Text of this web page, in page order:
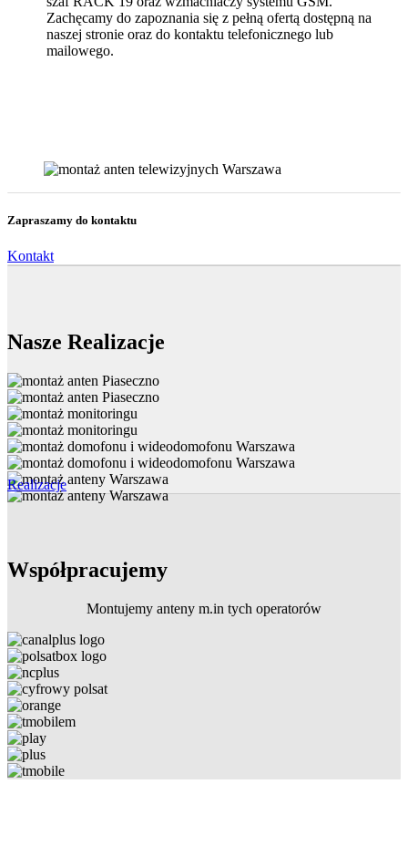
Zachęcamy do zapoznania się z pełną ofertą dostępną na
naszej stronie oraz do kontaktu telefonicznego lub
mailowego.
Zapraszamy do kontaktu
Kontakt
Nasze Realizacje
Realizacje
Współpracujemy
Montujemy anteny m.in tych operatorów